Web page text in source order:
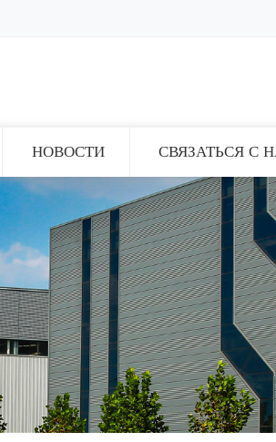
НОВОСТИ СВЯЗАТЬСЯ С